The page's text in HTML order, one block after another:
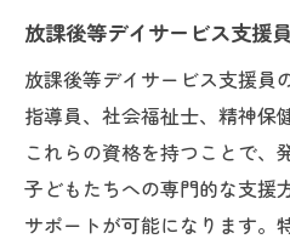
放課後等デイサービス支援
放課後等デイサービス支援員
指導員、社会福祉士、精神保
これらの資格を持つことで、
子どもたちへの専門的な支援
サポートが可能になります。